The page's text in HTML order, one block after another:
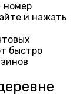
номер
и нажать
быстро